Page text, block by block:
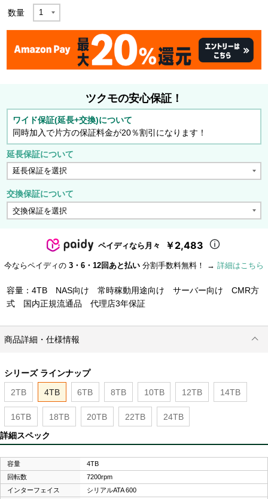
数量
ツクモの安心保証！
ワイド保証(延長+交換)について
同時加入で片方の保証料金が20％割引になります！
延長保証について
交換保証について
ペイディなら月々 ￥2,483
今ならペイディの 3・6・12回あと払い 分割手数料無料！ → 詳細はこちら
容量：4TB NAS向け 常時稼動用途向け サーバー向け CMR方
式 国内正規流通品 代理店3年保証
商品詳細・仕様情報
シリーズ ラインナップ
2TB
4TB 6TB 8TB 10TB 12TB 14TB
16TB 18TB 20TB 22TB
24TB
詳細スペック
容量
4TB
回転数
7200rpm
インターフェイス
シリアルATA 600